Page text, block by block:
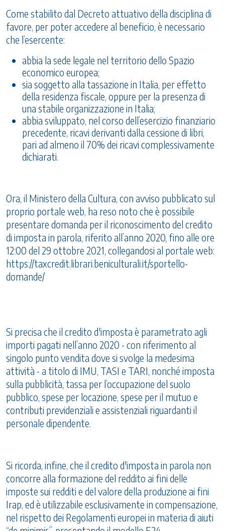
Come stabilito dal Decreto attuativo della disciplina di
favore, per poter accedere al beneficio, è necessario
che l’esercente:
abbia la sede legale nel territorio dello Spazio
economico europea;
sia soggetto alla tassazione in Italia, per effetto
della residenza fiscale, oppure per la presenza di
una stabile organizzazione in Italia;
abbia sviluppato, nel corso dell’esercizio finanziario
precedente, ricavi derivanti dalla cessione di libri,
pari ad almeno il 70% dei ricavi complessivamente
dichiarati.
Ora, il Ministero della Cultura, con avviso pubblicato sul
proprio portale web, ha reso noto che è possibile
presentare domanda per il riconoscimento del credito
di imposta in parola, riferito all’anno 2020, fino alle ore
12:00 del 29 ottobre 2021, collegandosi al portale web:
https://taxcredit.librari.beniculturali.it/sportello-
domande/
Si precisa che il credito d'imposta è parametrato agli
importi pagati nell’anno 2020 - con riferimento al
singolo punto vendita dove si svolge la medesima
attività - a titolo di IMU, TASI e TARI, nonché imposta
sulla pubblicità, tassa per l’occupazione del suolo
pubblico, spese per locazione, spese per il mutuo e
contributi previdenziali e assistenziali riguardanti il
personale dipendente.
Si ricorda, infine, che il credito d'imposta in parola non
concorre alla formazione del reddito ai fini delle
imposte sui redditi e del valore della produzione ai fini
Irap, ed è utilizzabile esclusivamente in compensazione,
nel rispetto dei Regolamenti europei in materia di aiuti